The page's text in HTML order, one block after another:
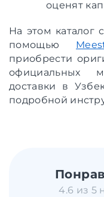
оценят
На этом каталог
помощью
приобрести
официальных
доставки в
подробной
4.6 из 5